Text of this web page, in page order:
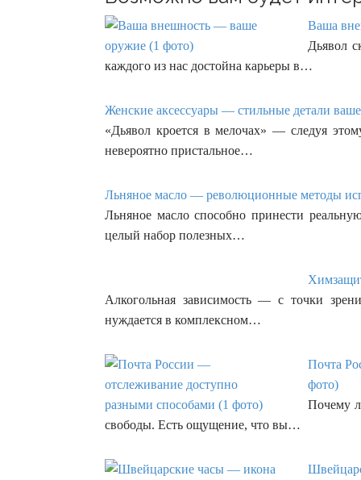
Ваша
Дьявол
каждого из нас достойна карьеры в…
Женские аксессуары — стильные детали
«Дьявол кроется в мелочах» — следуя
невероятно пристальное…
Льняное масло — революционные методы
Льняное масло способно принести
целый набор полезных…
Алкогольная зависимость — с точки
нуждается в комплексном…
Почта
фото)
Почему
свободы. Есть ощущение, что вы…